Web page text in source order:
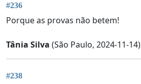
#236
Porque as provas não betem!
Tânia Silva (São Paulo, 2024-11-14)
#238